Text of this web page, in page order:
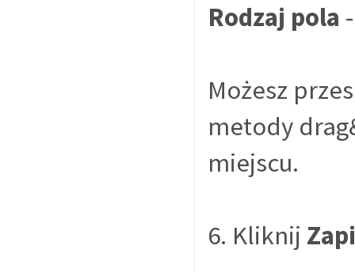
Rodzaj pola
Możesz
metody
miejscu.
6. Kliknij